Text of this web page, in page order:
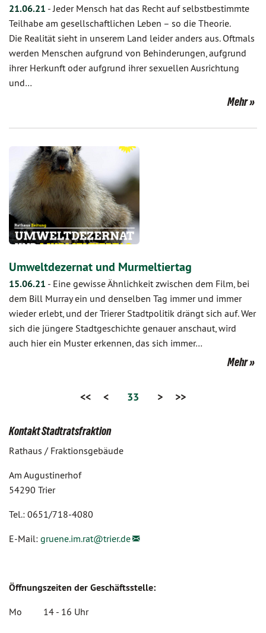
21.06.21 -Jeder Mensch hat das Recht auf selbstbestimmte
Teilhabe am gesellschaftlichen Leben – so die Theorie.
Die Realität sieht in unserem Land leider anders aus. Oftmals
werden Menschen aufgrund von Behinderungen, aufgrund
ihrer Herkunft oder aufgrund ihrer sexuellen Ausrichtung
und…
Mehr
Umweltdezernat und Murmeltiertag
15.06.21 - Eine gewisse Ähnlichkeit zwischen dem Film, bei
dem Bill Murray ein und denselben Tag immer und immer
wieder erlebt, und der Trierer Stadtpolitik drängt sich auf. Wer
sich die jüngere Stadtgeschichte genauer anschaut, wird
auch hier ein Muster erkennen, das sich immer…
Mehr
<< < 33 > >>
Kontakt Stadtratsfraktion
Rathaus / Fraktionsgebäude
Am Augustinerhof
54290 Trier
Tel.: 0651/718-4080
E-Mail: gruene.im.rat@trier.de
Öffnungszeiten der Geschäftsstelle:
Mo 14 - 16 Uhr